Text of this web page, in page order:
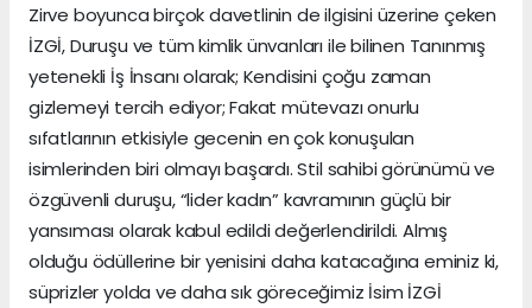
Zirve boyunca birçok davetlinin de ilgisini üzerine çeken
İZGİ, Duruşu ve tüm kimlik ünvanları ile bilinen Tanınmış
yetenekli İş İnsanı olarak; Kendisini çoğu zaman
gizlemeyi tercih ediyor; Fakat mütevazı onurlu
sıfatlarının etkisiyle gecenin en çok konuşulan
isimlerinden biri olmayı başardı. Stil sahibi görünümü ve
özgüvenli duruşu, “lider kadın” kavramının güçlü bir
yansıması olarak kabul edildi değerlendirildi. Almış
olduğu ödüllerine bir yenisini daha katacağına eminiz ki,
süprizler yolda ve daha sık göreceğimiz İsim İZGİ